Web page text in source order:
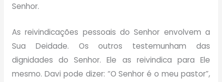
Senhor.
As reivindicações pessoais do Senhor envolvem a
Sua Deidade. Os outros testemunham das
dignidades do Senhor. Ele as reivindica para Ele
mesmo. Davi pode dizer: “O Senhor é o meu pastor”,